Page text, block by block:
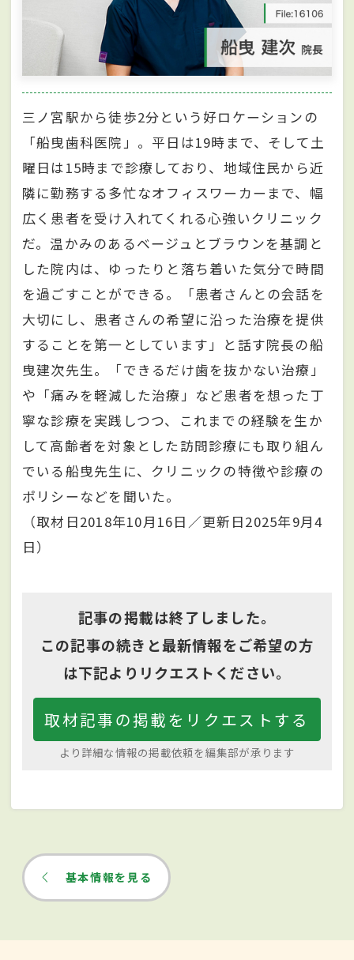
三ノ宮駅から徒歩2分という好ロケーションの
「船曳歯科医院」。平日は19時まで、そして土
曜日は15時まで診療しており、地域住民から近
隣に勤務する多忙なオフィスワーカーまで、幅
広く患者を受け入れてくれる心強いクリニック
だ。温かみのあるベージュとブラウンを基調と
した院内は、ゆったりと落ち着いた気分で時間
を過ごすことができる。「患者さんとの会話を
大切にし、患者さんの希望に沿った治療を提供
することを第一としています」と話す院長の船
曳建次先生。「できるだけ歯を抜かない治療」
や「痛みを軽減した治療」など患者を想った丁
寧な診療を実践しつつ、これまでの経験を生か
して高齢者を対象とした訪問診療にも取り組ん
でいる船曳先生に、クリニックの特徴や診療の
ポリシーなどを聞いた。
（取材日2018年10月16日／更新日2025年9月4
日）
記事の掲載は終了しました。
この記事の続きと最新情報をご希望の方
は下記よりリクエストください。
取材記事の掲載をリクエストする
より詳細な情報の掲載依頼を編集部が承ります
基本情報を見る